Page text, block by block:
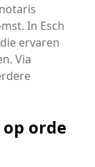
In Esch
ervaren
Via
orde